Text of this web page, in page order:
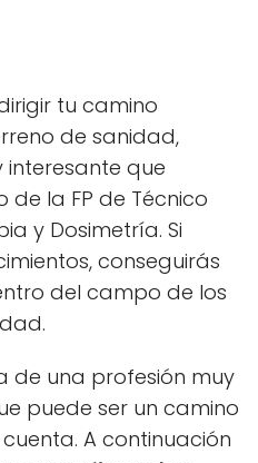
tu camino
de sanidad,
interesante que
la FP de Técnico
y Dosimetría. Si
conseguirás
del campo de los
de una profesión muy
puede ser un camino
A continuación